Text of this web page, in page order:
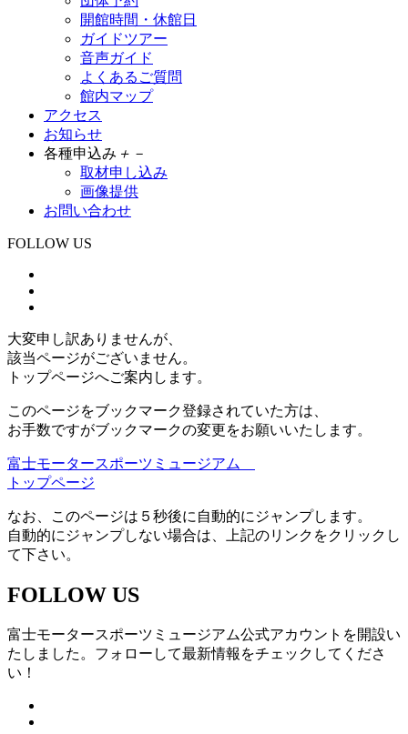
開館時間・休館日
ガイドツアー
音声ガイド
よくあるご質問
館内マップ
アクセス
お知らせ
各種申込み ＋ －
取材申し込み
画像提供
お問い合わせ
FOLLOW US
大変申し訳ありませんが、
該当ページがございません。
トップページへご案内します。
このページをブックマーク登録されていた方は、
お手数ですがブックマークの変更をお願いいたします。
富士モータースポーツミュージアム
トップページ
なお、このページは５秒後に自動的にジャンプします。
自動的にジャンプしない場合は、上記のリンクをクリックし
て下さい。
FOLLOW US
富士モータースポーツミュージアム公式アカウントを開設い
たしました。フォローして最新情報をチェックしてくださ
い！